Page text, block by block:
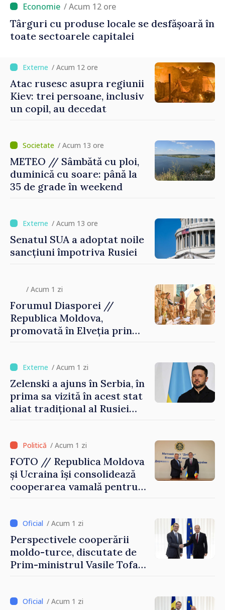
/ Acum 12 ore
Târguri cu produse locale se desfășoară în
toate sectoarele capitalei
/ Acum 12 ore
Atac rusesc asupra regiunii
Kiev: trei persoane, inclusiv
un copil, au decedat
/ Acum 13 ore
METEO // Sâmbătă cu ploi,
duminică cu soare: până la
35 de grade în weekend
/ Acum 13 ore
Senatul SUA a adoptat noile
sancțiuni împotriva Rusiei
/ Acum 1 zi
Forumul Diasporei //
Republica Moldova,
promovată în Elveția prin
/ Acum 1 zi
Zelenski a ajuns în Serbia, în
prima sa vizită în acest stat
aliat tradițional al Rusiei
/ Acum 1 zi
FOTO // Republica Moldova
și Ucraina își consolidează
cooperarea vamală pentru
Reuniune la Moghiliov-
Podolsk
/ Acum 1 zi
Perspectivele cooperării
moldo-turce, discutate de
Prim-ministrul Vasile Tofan
/ Acum 1 zi